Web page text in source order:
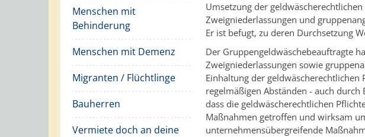
Menschen mit
Behinderung
Menschen mit Demenz
Migranten / Flüchtlinge
Bauherren
Vermiete doch an deine
Umsetzung der
Zweigniederlassungen und
Er ist befugt, zu deren Durchsetzung
Der Gruppengeldwäschebeauftragte
Zweigniederlassungen sowie
Einhaltung der
regelmäßigen Abständen - auch
dass die geldwäscherechtlichen
Maßnahmen getroffen und wirksam
unternehmensübergreifende